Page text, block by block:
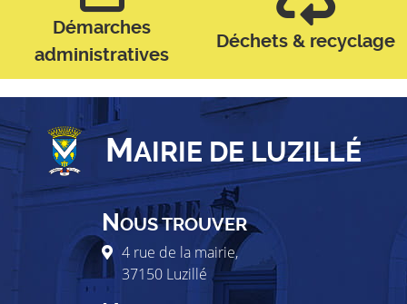
Démarches
administratives
Déchets & recyclage
MAIRIE DE LUZILLÉ
NOUS TROUVER
4 rue de la mairie,
37150 Luzillé